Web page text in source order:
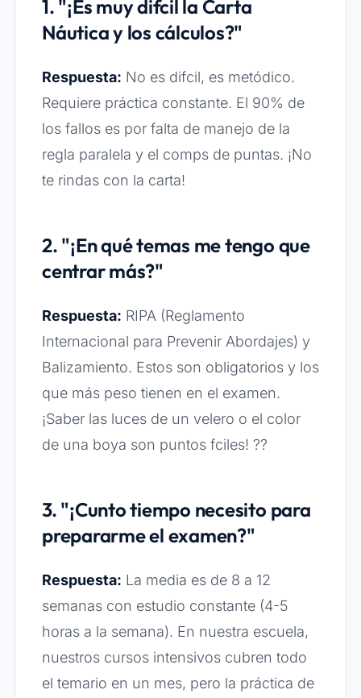
1. "¡Es muy difcil la Carta
Náutica y los cálculos?"
Respuesta: No es difcil, es metódico.
Requiere práctica constante. El 90% de
los fallos es por falta de manejo de la
regla paralela y el comps de puntas. ¡No
te rindas con la carta!
2. "¡En qué temas me tengo que
centrar más?"
Respuesta: RIPA (Reglamento
Internacional para Prevenir Abordajes) y
Balizamiento. Estos son obligatorios y los
que más peso tienen en el examen.
¡Saber las luces de un velero o el color
de una boya son puntos fciles! ??
3. "¡Cunto tiempo necesito para
prepararme el examen?"
Respuesta: La media es de 8 a 12
semanas con estudio constante (4-5
horas a la semana). En nuestra escuela,
nuestros cursos intensivos cubren todo
el temario en un mes, pero la práctica de